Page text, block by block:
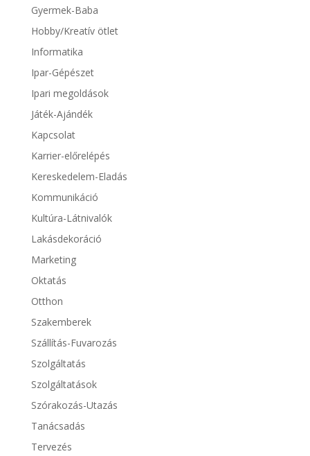
Gyermek-Baba
Hobby/Kreatív ötlet
Informatika
Ipar-Gépészet
Ipari megoldások
Játék-Ajándék
Kapcsolat
Karrier-előrelépés
Kereskedelem-Eladás
Kommunikáció
Kultúra-Látnivalók
Lakásdekoráció
Marketing
Oktatás
Otthon
Szakemberek
Szállítás-Fuvarozás
Szolgáltatás
Szolgáltatások
Szórakozás-Utazás
Tanácsadás
Tervezés